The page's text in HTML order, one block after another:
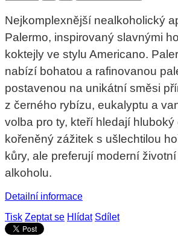
Nejkomplexnější nealkoholický
Palermo, inspirovaný slavnými
koktejly ve stylu Americano.
nabízí bohatou a rafinovanou
postavenou na unikátní směsi
z černého rybízu, eukalyptu a
volba pro ty, kteří hledají hluboký
kořeněný zážitek s ušlechtilou
kůry, ale preferují moderní
alkoholu.
Detailní informace
Tisk Zeptat se Hlídat Sdílet